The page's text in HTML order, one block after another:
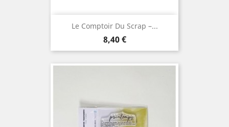
Le Comptoir Du Scrap –...
Prix
8,40 €